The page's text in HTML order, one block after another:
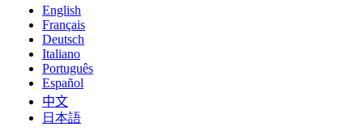
English
Français
Deutsch
Italiano
Português
Español
中文
日本語